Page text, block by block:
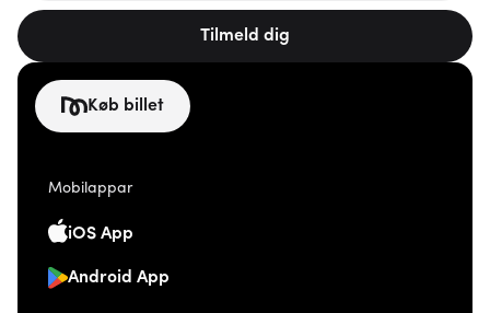
Tilmeld dig
Køb billet
Mobilappar
iOS App
Android App